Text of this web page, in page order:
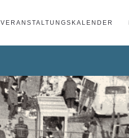
VERANSTALTUNGSKALENDER